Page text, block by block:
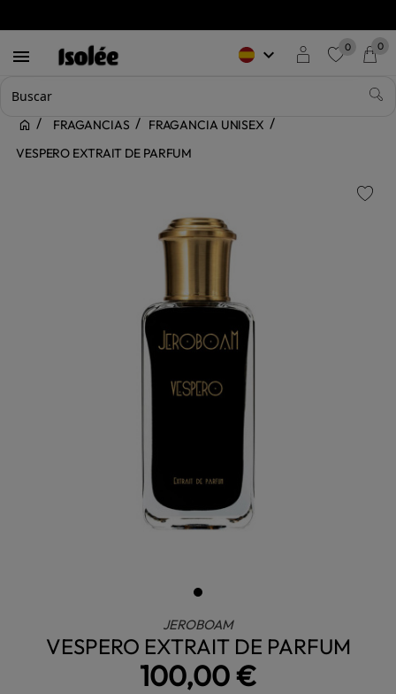
 keyboard_arrow_down 0 0
FRAGANCIAS
FRAGANCIA UNISEX
VESPERO EXTRAIT DE PARFUM
JEROBOAM
VESPERO EXTRAIT DE PARFUM
100,00 €